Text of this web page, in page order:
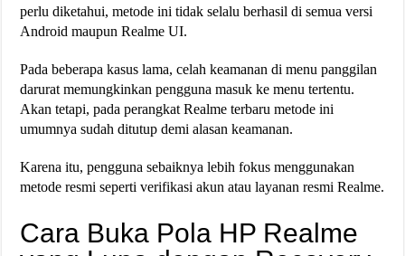
perlu diketahui, metode ini tidak selalu berhasil di semua versi
Android maupun Realme UI.
Pada beberapa kasus lama, celah keamanan di menu panggilan
darurat memungkinkan pengguna masuk ke menu tertentu.
Akan tetapi, pada perangkat Realme terbaru metode ini
umumnya sudah ditutup demi alasan keamanan.
Karena itu, pengguna sebaiknya lebih fokus menggunakan
metode resmi seperti verifikasi akun atau layanan resmi Realme.
Cara Buka Pola HP Realme